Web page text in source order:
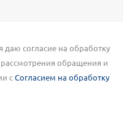
даю согласие на обработку
обращения и
сСогласием на обработку